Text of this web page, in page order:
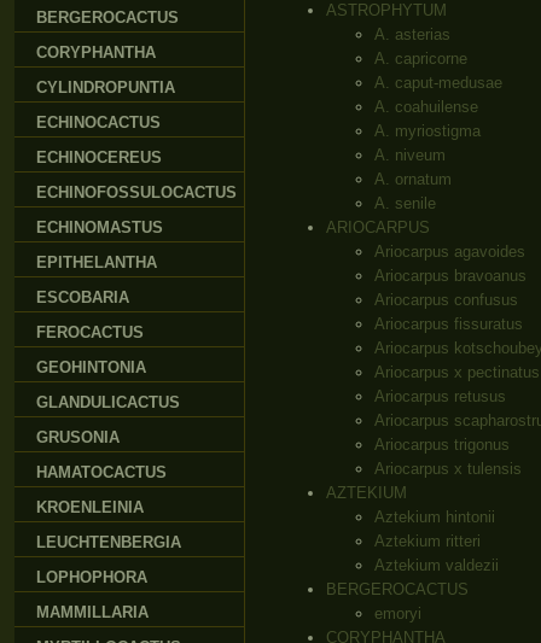
ASTROPHYTUM
A. asterias
A. capricorne
A. caput-medusae
A. coahuilense
A. myriostigma
A. niveum
A. ornatum
A. senile
ARIOCARPUS
Ariocarpus agavoides
Ariocarpus bravoanus
Ariocarpus confusus
Ariocarpus fissuratus
Ariocarpus
Ariocarpus x pectinatus
Ariocarpus retusus
Ariocarpus
Ariocarpus trigonus
Ariocarpus x tulensis
AZTEKIUM
Aztekium hintonii
Aztekium ritteri
Aztekium valdezii
BERGEROCACTUS
emoryi
CORYPHANTHA
BERGEROCACTUS
CORYPHANTHA
CYLINDROPUNTIA
ECHINOCACTUS
ECHINOCEREUS
ECHINOFOSSULOCACTUS
ECHINOMASTUS
EPITHELANTHA
ESCOBARIA
FEROCACTUS
GEOHINTONIA
GLANDULICACTUS
GRUSONIA
HAMATOCACTUS
KROENLEINIA
LEUCHTENBERGIA
LOPHOPHORA
MAMMILLARIA